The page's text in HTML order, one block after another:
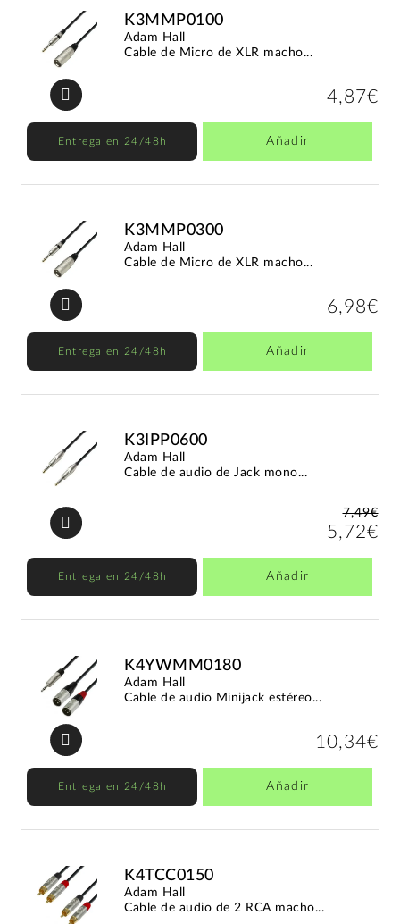
K3MMP0100
Adam Hall
Cable de Micro de XLR macho...
4,87€
Entrega en 24/48h Añadir
K3MMP0300
Adam Hall
Cable de Micro de XLR macho...
6,98€
Entrega en 24/48h Añadir
K3IPP0600
Adam Hall
Cable de audio de Jack mono...
7,49€
5,72€
Entrega en 24/48h Añadir
K4YWMM0180
Adam Hall
Cable de audio Minijack estéreo...
10,34€
Entrega en 24/48h Añadir
K4TCC0150
Adam Hall
Cable de audio de 2 RCA macho...